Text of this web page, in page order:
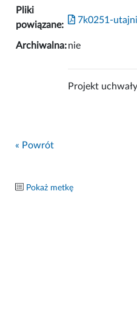
Pliki
powiązane:
7k0251-
Archiwalna:nie
Projekt
« Powrót
Pokaż metkę